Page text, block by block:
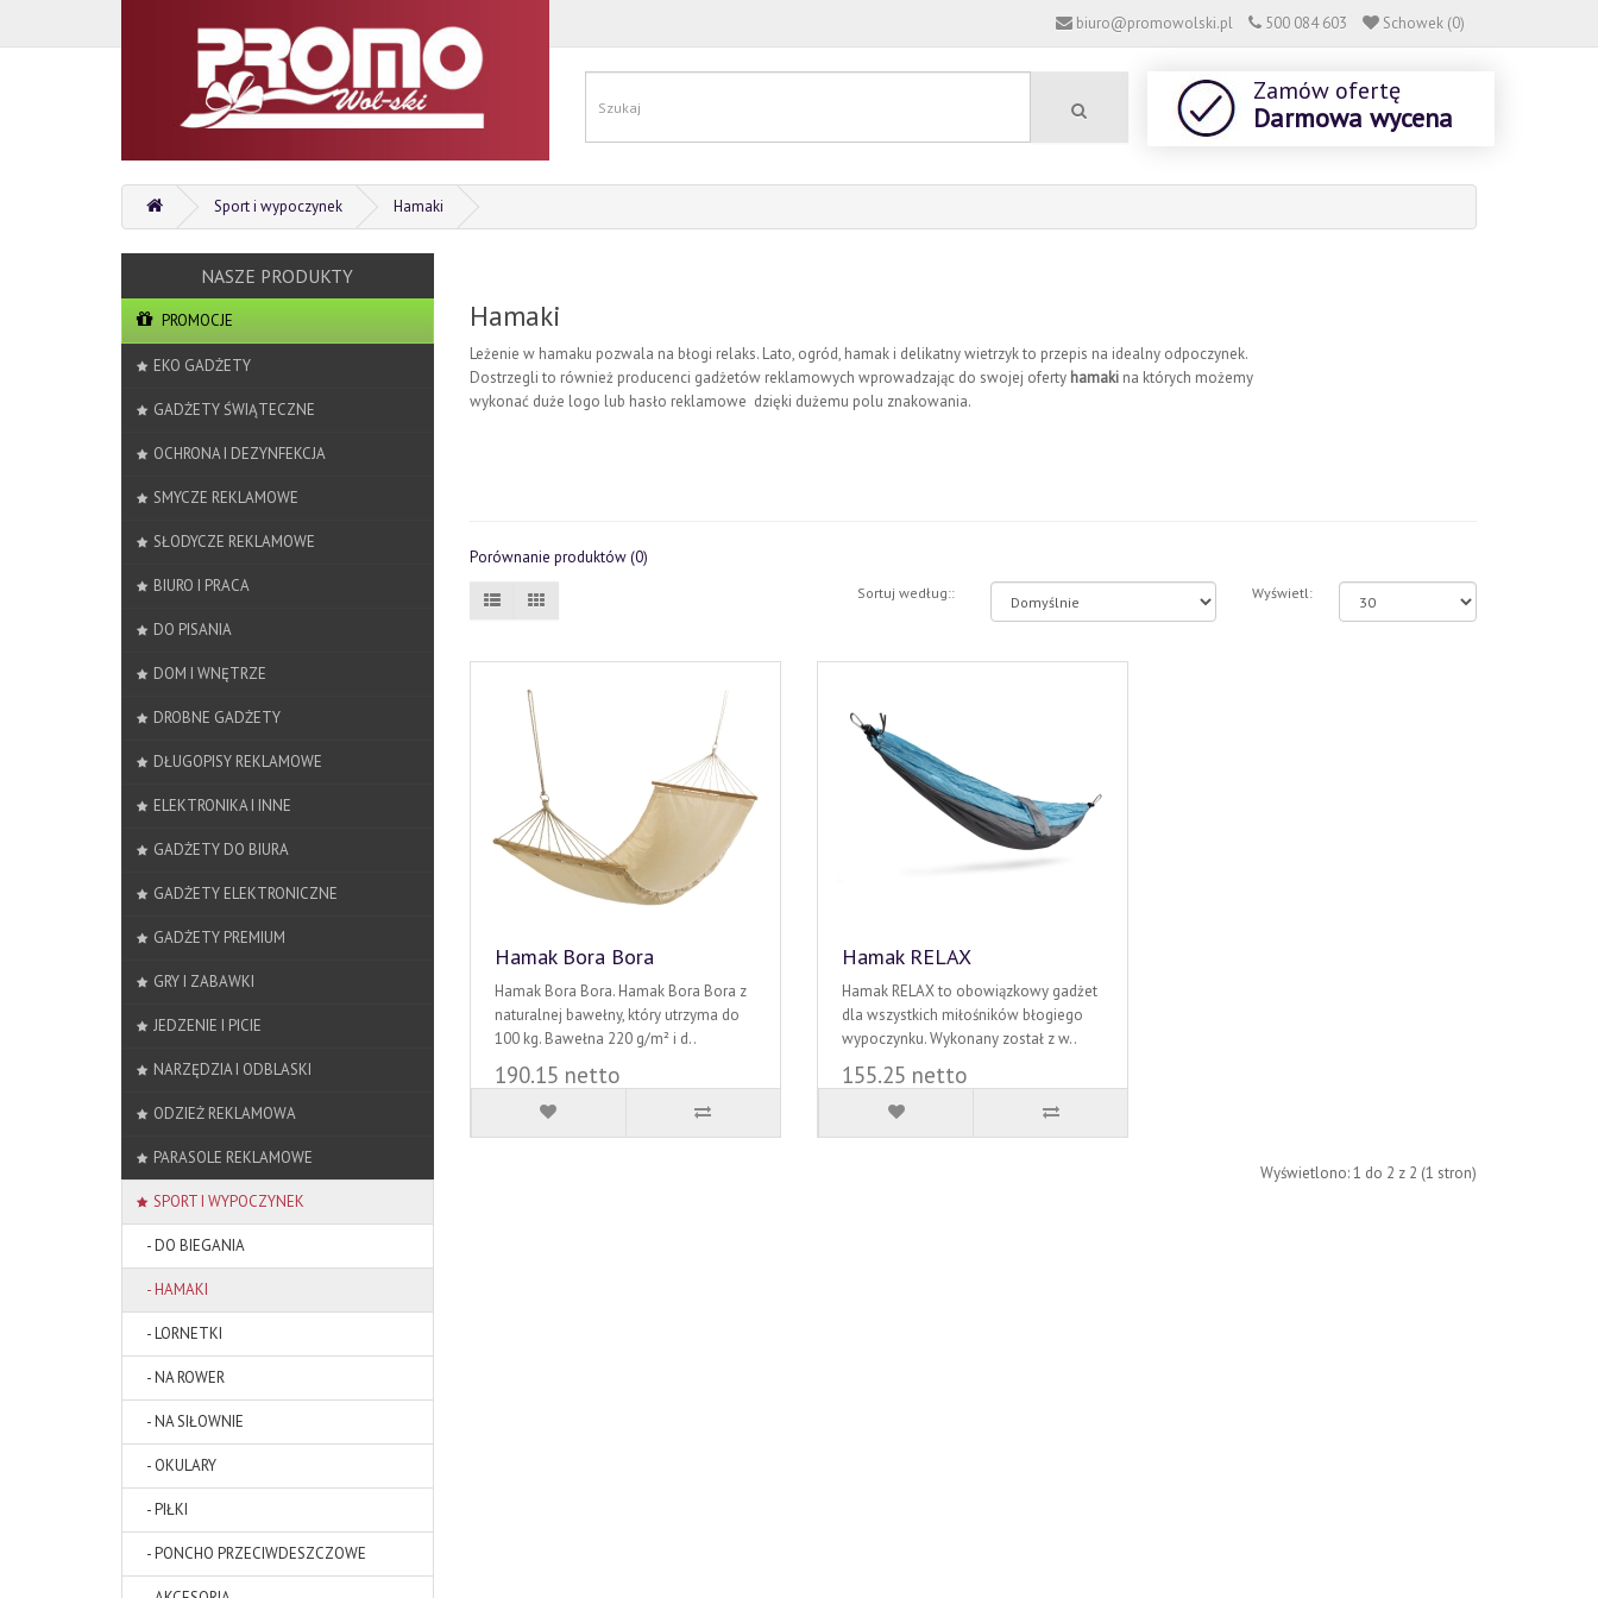
biuro@promowolski.pl 500 084 603 Schowek (0)
Zamów ofertę
Darmowa wycena
Sport i wypoczynek Hamaki
PROMOCJE
EKO GADŻETY
GADŻETY ŚWIĄTECZNE
OCHRONA I DEZYNFEKCJA
SMYCZE REKLAMOWE
SŁODYCZE REKLAMOWE
BIURO I PRACA
DO PISANIA
DOM I WNĘTRZE
DROBNE GADŻETY
DŁUGOPISY REKLAMOWE
ELEKTRONIKA I INNE
GADŻETY DO BIURA
GADŻETY ELEKTRONICZNE
GADŻETY PREMIUM
GRY I ZABAWKI
JEDZENIE I PICIE
NARZĘDZIA I ODBLASKI
ODZIEŻ REKLAMOWA
PARASOLE REKLAMOWE
SPORT I WYPOCZYNEK
- DO BIEGANIA
- HAMAKI
- LORNETKI
- NA ROWER
- NA SIŁOWNIE
- OKULARY
- PIŁKI
- PONCHO PRZECIWDESZCZOWE
Hamaki
Leżenie w hamaku pozwala na błogi relaks. Lato, ogród, hamak i delikatny wietrzyk to przepis na idealny odpoczynek.
Dostrzegli to również producenci gadżetów reklamowych wprowadzając do swojej oferty hamakina których możemy
wykonać duże logo lub hasło reklamowe dzięki dużemu polu znakowania.
Porównanie produktów (0)
Sortuj według:: Wyświetl:
Hamak Bora Bora
Hamak Bora Bora. Hamak Bora Bora z
naturalnej bawełny, który utrzyma do
100 kg. Bawełna 220 g/m² i d..
190.15 netto
Hamak RELAX
Hamak RELAX to obowiązkowy gadżet
dla wszystkich miłośników błogiego
wypoczynku. Wykonany został z w..
155.25 netto
Wyświetlono: 1 do 2 z 2 (1 stron)